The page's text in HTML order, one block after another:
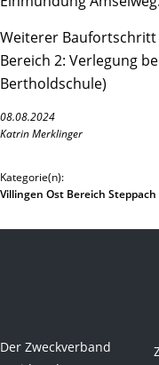
Weiterer
Bereich 2: Verlegung
Bertholdschule)
08.08.2024
Katrin Merklinger
Kategorie(n):
Villingen Ost Bereich Steppach
Der Zweckverband